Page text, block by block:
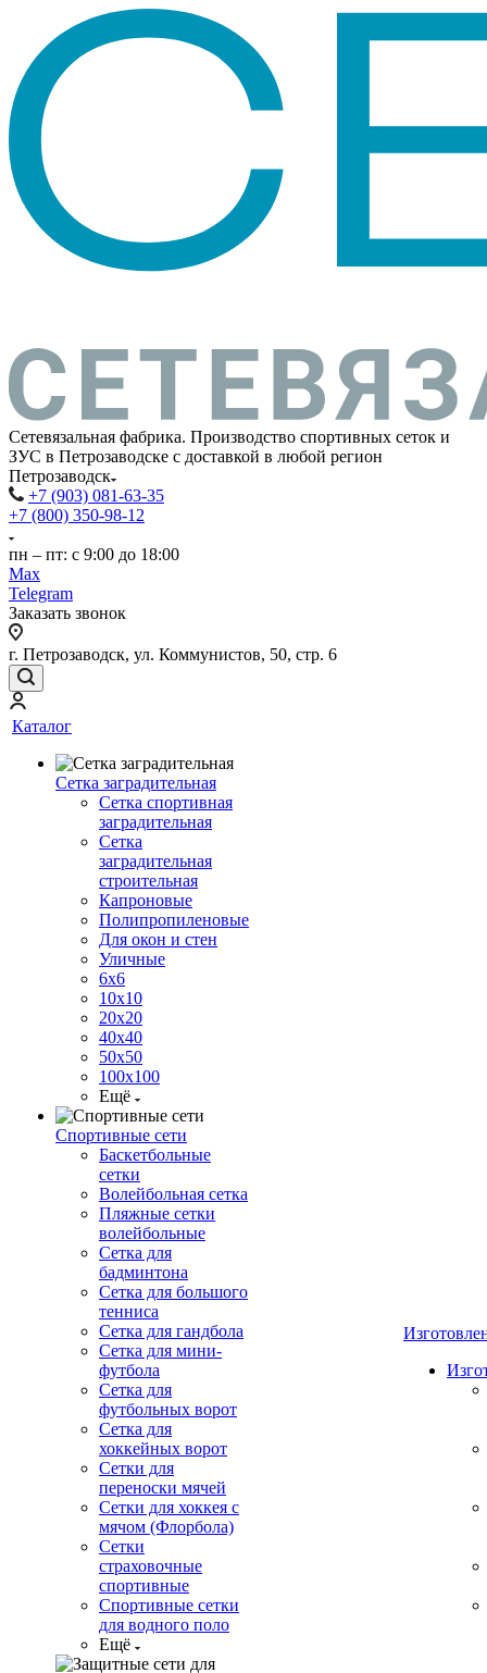
Сетевязальная фабрика. Производство спортивных сеток и
ЗУС в Петрозаводске с доставкой в любой регион
Петрозаводск
+7 (903) 081-63-35
+7 (800) 350-98-12
пн – пт: с 9:00 до 18:00
Max
Telegram
Заказать звонок
г. Петрозаводск, ул. Коммунистов, 50, стр. 6
Каталог
Сетка заградительная
Сетка спортивная
заградительная
Сетка
заградительная
строительная
Капроновые
Полипропиленовые
Для окон и стен
Уличные
6х6
10х10
20х20
40х40
50х50
100х100
Ещё
Спортивные сети
Баскетбольные
сетки
Волейбольная сетка
Пляжные сетки
волейбольные
Сетка для
бадминтона
Сетка для большого
тенниса
Сетка для гандбола
Сетка для мини-
футбола
Сетка для
футбольных ворот
Сетка для
хоккейных ворот
Сетки для
переноски мячей
Сетки для хоккея с
мячом (Флорбола)
Сетки
страховочные
спортивные
Спортивные сетки
для водного поло
Ещё